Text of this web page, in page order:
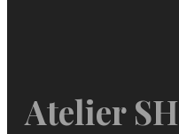
Atelier SH